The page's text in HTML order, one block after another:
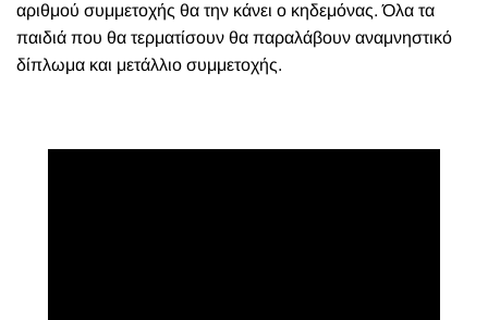
αριθμού συμμετοχής θα την κάνει ο κηδεμόνας. Όλα τα
παιδιά που θα τερματίσουν θα παραλάβουν αναμνηστικό
δίπλωμα και μετάλλιο συμμετοχής.